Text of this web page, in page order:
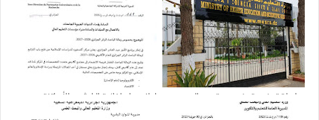
مراسلة توضيحية بِخصوص تحديد الحجم
الساعي للأستاذ الباحث
إعلان هام لفائدة الباحثين والأساتذة